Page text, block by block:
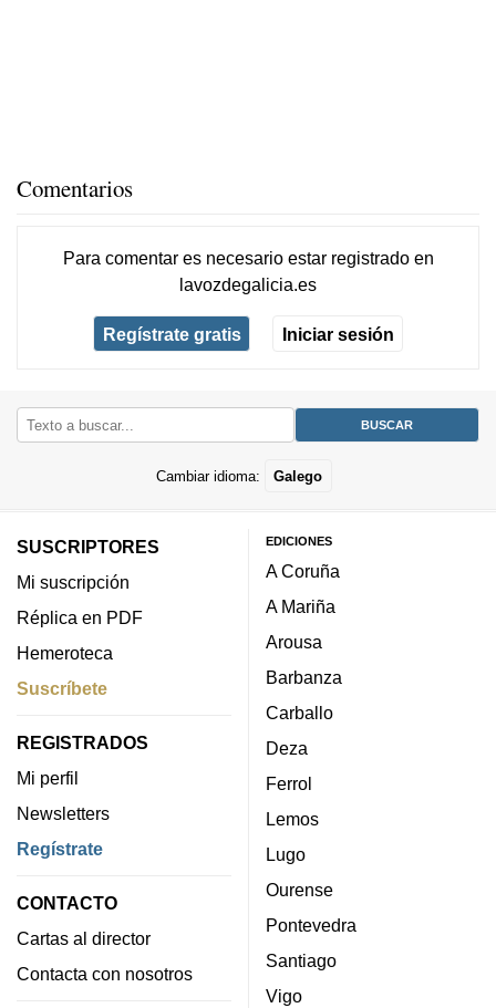
Comentarios
Para comentar es necesario estar registradoen
lavozdegalicia.es
Regístrate gratis Iniciar sesión
Cambiar idioma: Galego
SUSCRIPTORES
Mi suscripción
Réplica en PDF
Hemeroteca
Suscríbete
REGISTRADOS
Mi perfil
Newsletters
Regístrate
CONTACTO
Cartas al director
Contacta con nosotros
EDICIONES
A Coruña
A Mariña
Arousa
Barbanza
Carballo
Deza
Ferrol
Lemos
Lugo
Ourense
Pontevedra
Santiago
Vigo